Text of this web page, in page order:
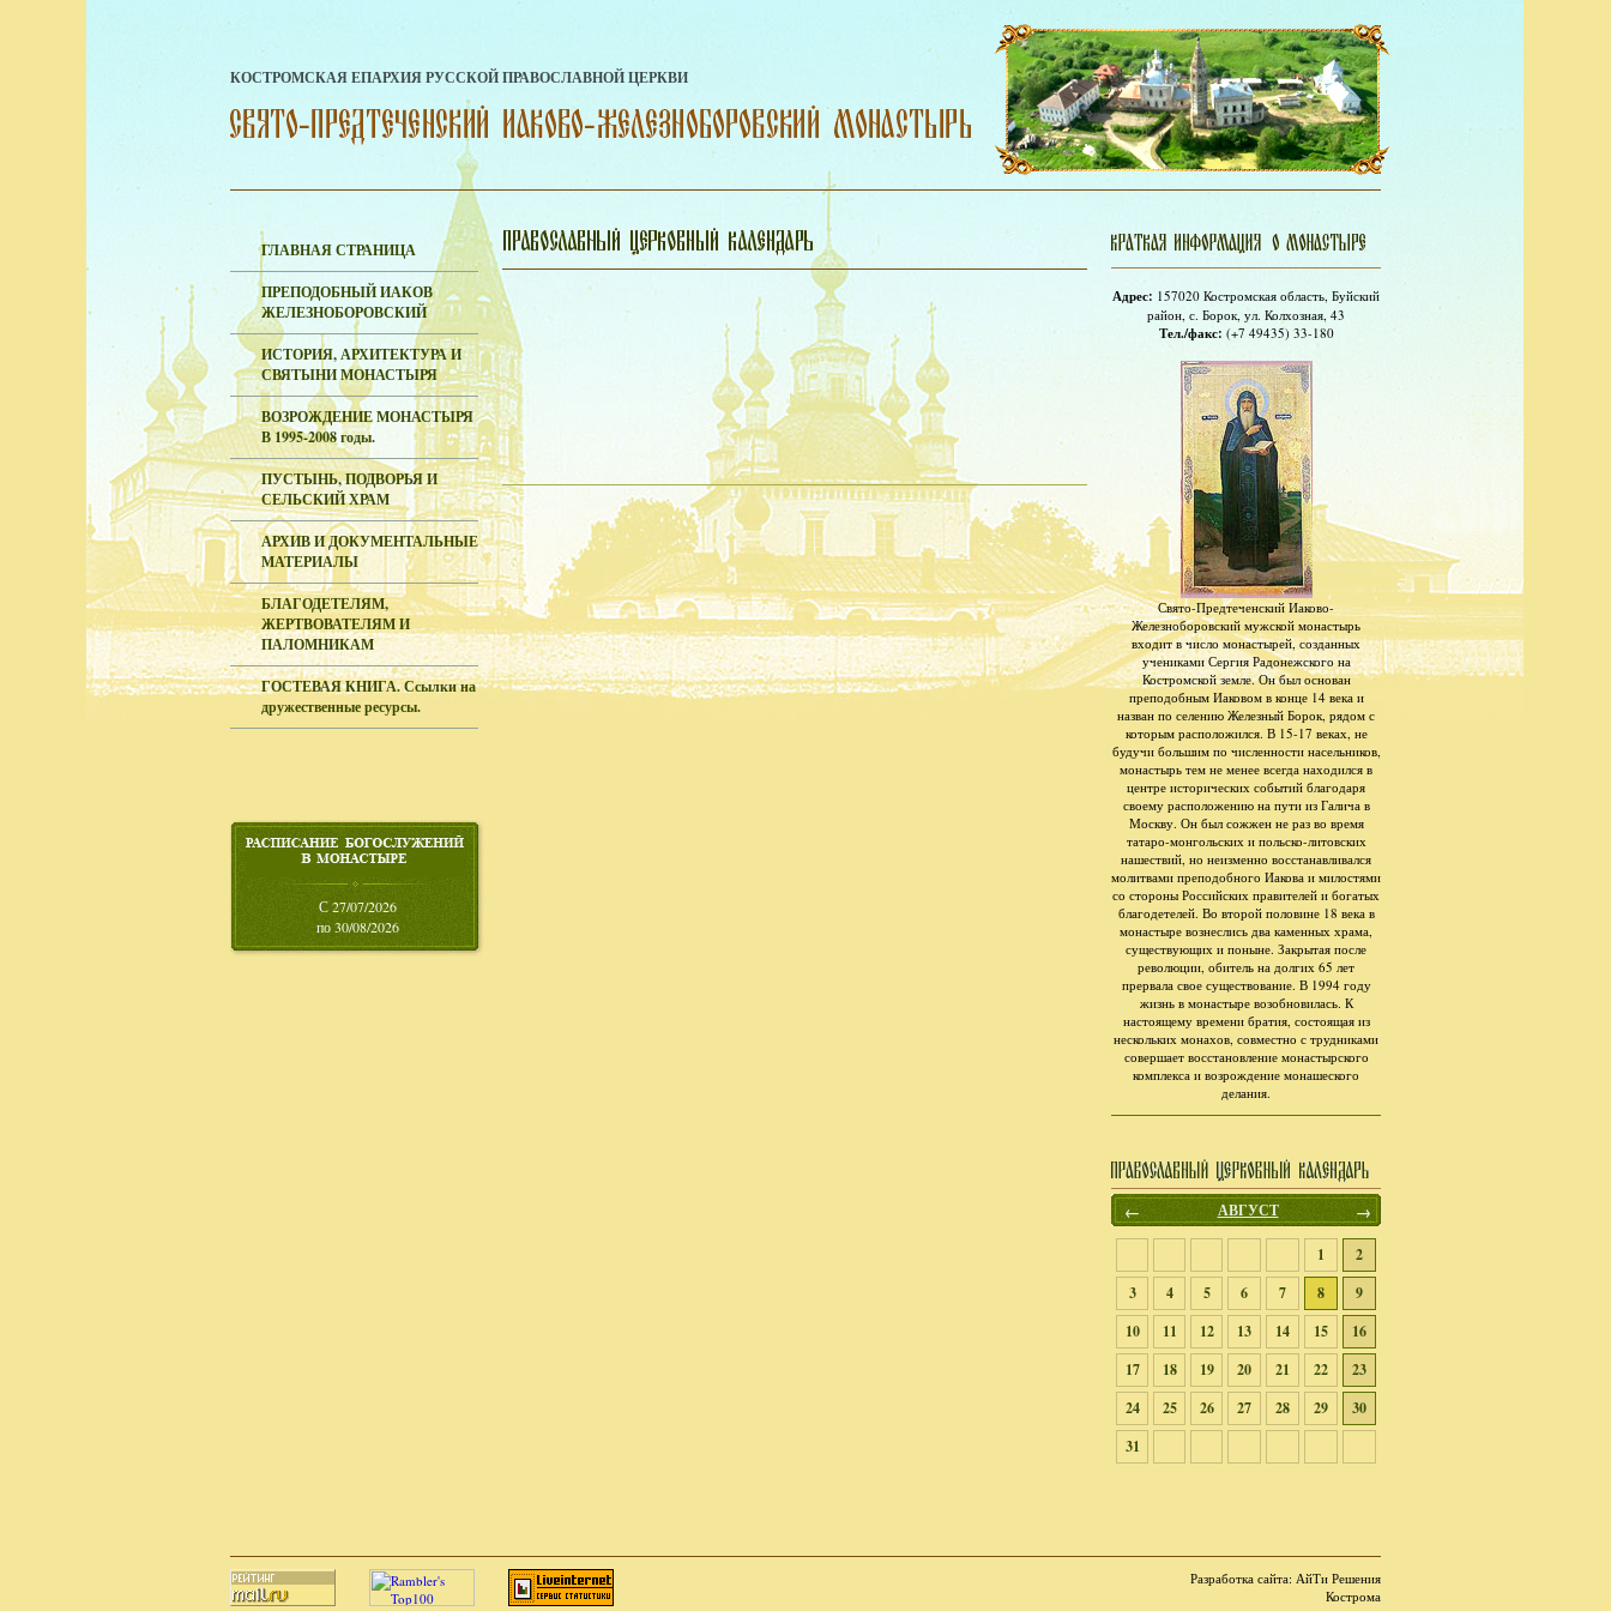
КОСТРОМСКАЯ ЕПАРХИЯ РУССКОЙ ПРАВОСЛАВНОЙ ЦЕРКВИ
ГЛАВНАЯ СТРАНИЦА
ПРЕПОДОБНЫЙ ИАКОВ
ЖЕЛЕЗНОБОРОВСКИЙ
ИСТОРИЯ, АРХИТЕКТУРА И
СВЯТЫНИ МОНАСТЫРЯ
ВОЗРОЖДЕНИЕ МОНАСТЫРЯ
В 1995-2008 годы.
ПУСТЫНЬ, ПОДВОРЬЯ И
СЕЛЬСКИЙ ХРАМ
АРХИВ И ДОКУМЕНТАЛЬНЫЕ
МАТЕРИАЛЫ
БЛАГОДЕТЕЛЯМ,
ЖЕРТВОВАТЕЛЯМ И
ПАЛОМНИКАМ
ГОСТЕВАЯ КНИГА. Ссылки на
дружественные ресурсы.
С 27/07/2026
по 30/08/2026
Адрес: 157020 Костромская область, Буйский
район, с. Борок, ул. Колхозная, 43
Тел./факс: (+7 49435) 33-180
Свято-Предтеченский Иаково-
Железноборовский мужской монастырь
входит в число монастырей, созданных
учениками Сергия Радонежского на
Костромской земле. Он был основан
преподобным Иаковом в конце 14 века и
назван по селению Железный Борок, рядом с
которым расположился. В 15-17 веках, не
будучи большим по численности насельников,
монастырь тем не менее всегда находился в
центре исторических событий благодаря
своему расположению на пути из Галича в
Москву. Он был сожжен не раз во время
татаро-монгольских и польско-литовских
нашествий, но неизменно восстанавливался
молитвами преподобного Иакова и милостями
со стороны Российских правителей и богатых
благодетелей. Во второй половине 18 века в
монастыре вознеслись два каменных храма,
существующих и поныне. Закрытая после
революции, обитель на долгих 65 лет
прервала свое существование. В 1994 году
жизнь в монастыре возобновилась. К
настоящему времени братия, состоящая из
нескольких монахов, совместно с трудниками
совершает восстановление монастырского
комплекса и возрождение монашеского
делания.
← АВГУСТ →
1
2
3
4 5 6 7 8
9
10
11 12 13 14 15
16
17
18 19 20 21 22
23
24
25 26 27 28 29
30
31
Разработка сайта: АйТи Решения
Кострома